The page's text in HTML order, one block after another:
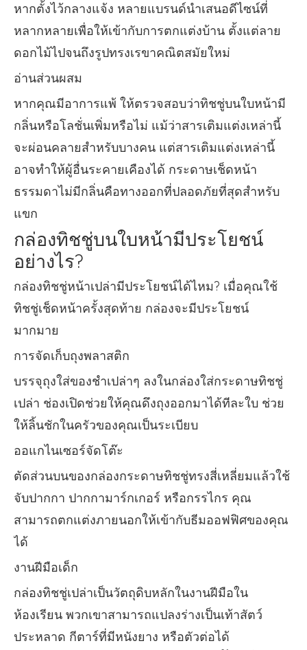
หากตั้งไว้กลางแจ้ง หลายแบรนด์นำเสนอดีไซน์ที่
หลากหลายเพื่อให้เข้ากับการตกแต่งบ้าน ตั้งแต่ลาย
ดอกไม้ไปจนถึงรูปทรงเรขาคณิตสมัยใหม่
อ่านส่วนผสม
หากคุณมีอาการแพ้ ให้ตรวจสอบว่าทิชชู่บนใบหน้ามี
กลิ่นหรือโลชั่นเพิ่มหรือไม่ แม้ว่าสารเติมแต่งเหล่านี้
จะผ่อนคลายสำหรับบางคน แต่สารเติมแต่งเหล่านี้
อาจทำให้ผู้อื่นระคายเคืองได้ กระดาษเช็ดหน้า
ธรรมดาไม่มีกลิ่นคือทางออกที่ปลอดภัยที่สุดสำหรับ
แขก
กล่องทิชชู่บนใบหน้ามีประโยชน์
อย่างไร?
กล่องทิชชู่หน้าเปล่ามีประโยชน์ได้ไหม? เมื่อคุณใช้
ทิชชู่เช็ดหน้าครั้งสุดท้าย กล่องจะมีประโยชน์
มากมาย
การจัดเก็บถุงพลาสติก
บรรจุถุงใส่ของชำเปล่าๆ ลงในกล่องใส่กระดาษทิชชู่
เปล่า ช่องเปิดช่วยให้คุณดึงถุงออกมาได้ทีละใบ ช่วย
ให้ลิ้นชักในครัวของคุณเป็นระเบียบ
ออแกไนเซอร์จัดโต๊ะ
ตัดส่วนบนของกล่องกระดาษทิชชู่ทรงสี่เหลี่ยมแล้วใช้
จับปากกา ปากกามาร์กเกอร์ หรือกรรไกร คุณ
สามารถตกแต่งภายนอกให้เข้ากับธีมออฟฟิศของคุณ
ได้
งานฝีมือเด็ก
กล่องทิชชู่เปล่าเป็นวัตถุดิบหลักในงานฝีมือใน
ห้องเรียน พวกเขาสามารถแปลงร่างเป็นเท้าสัตว์
ประหลาด กีตาร์ที่มีหนังยาง หรือตัวต่อได้